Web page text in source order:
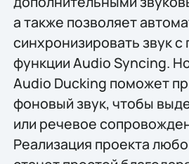
а также позволяет
синхронизировать звук
функции Audio Syncing.
Audio Ducking поможет
фоновый звук, чтобы
или речевое
Реализация проекта